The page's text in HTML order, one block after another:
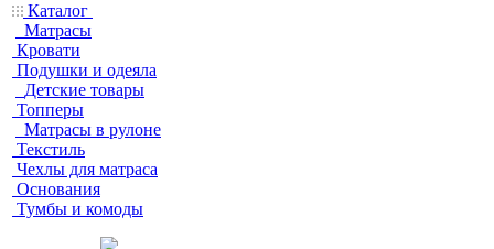
Каталог
Матрасы
Кровати
Подушки и одеяла
Детские товары
Топперы
Матрасы в рулоне
Текстиль
Чехлы для матраса
Основания
Тумбы и комоды